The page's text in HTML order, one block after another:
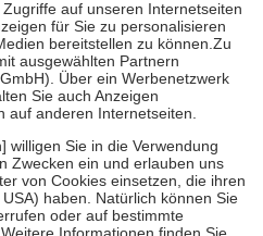
auch für Online-Apotheken.
beträgt die
sowie zehn Euro je
für ihre eigene Gesundheit zu
der Familie zu unterstützen,
zum vollendeten 18. Lebensjahr
Früherkennung, die von der